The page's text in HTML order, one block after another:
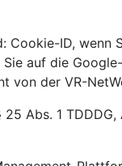
ID, wenn
auf die
der VR-
Abs. 1